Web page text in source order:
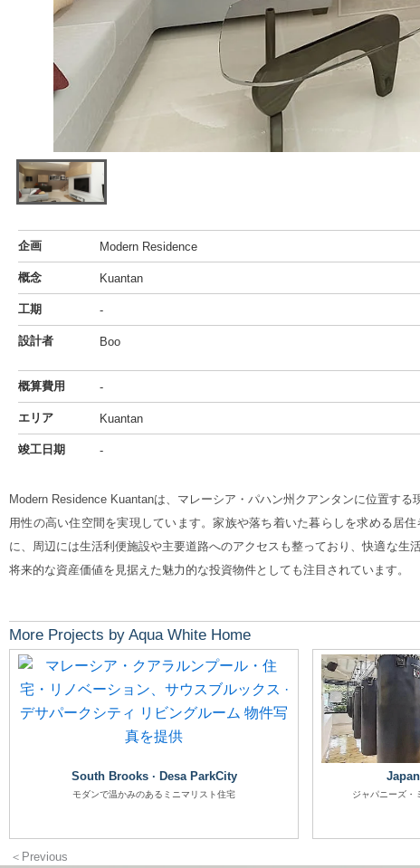
企画 Modern Residence
概念 Kuantan
工期 -
設計者 Boo
概算費用 -
エリア Kuantan
竣工日期 -
Modern Residence Kuantanは、マレーシア・パハン州クアンタンに位置す
用性の高い住空間を実現しています。家族や落ち着いた暮らしを求める居
に、周辺には生活利便施設や主要道路へのアクセスも整っており、快適な生
将来的な資産価値を見据えた魅力的な投資物件としても注目されています。
More Projects by Aqua White Home
South Brooks · Desa ParkCity
モダンで温かみのあるミニマリスト住宅 ジャパニーズ・
＜Previous